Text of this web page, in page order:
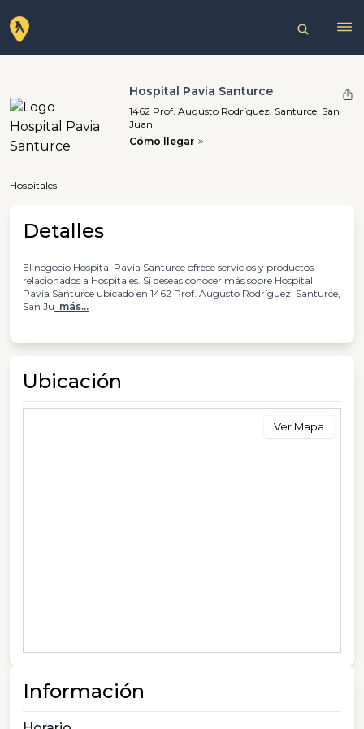
Hospital Pavia Santurce
1462 Prof. Augusto Rodríguez, Santurce, San
Juan
Cómo llegar
Hospitales
Detalles
El negocio Hospital Pavia Santurce ofrece servicios y productos
relacionados a Hospitales. Si deseas conocer más sobre Hospital
Pavia Santurce ubicado en 1462 Prof. Augusto Rodríguez. Santurce,
San Ju más...
Ubicación
Ver Mapa
Información